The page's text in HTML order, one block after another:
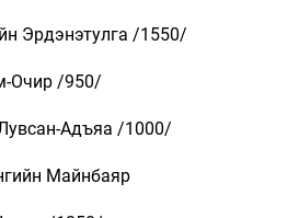
Эрдэнэтулга /1550/
Очир /950/
Адъяа /1000/
Майнбаяр